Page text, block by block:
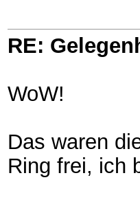
RE:
WoW!
Das waren
Ring frei, ich